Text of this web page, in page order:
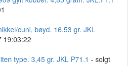
cuni, bøyd. 16,53 gr. JKL
19:03:22
type. 3,45 gr. JKL P71.1 - solgt